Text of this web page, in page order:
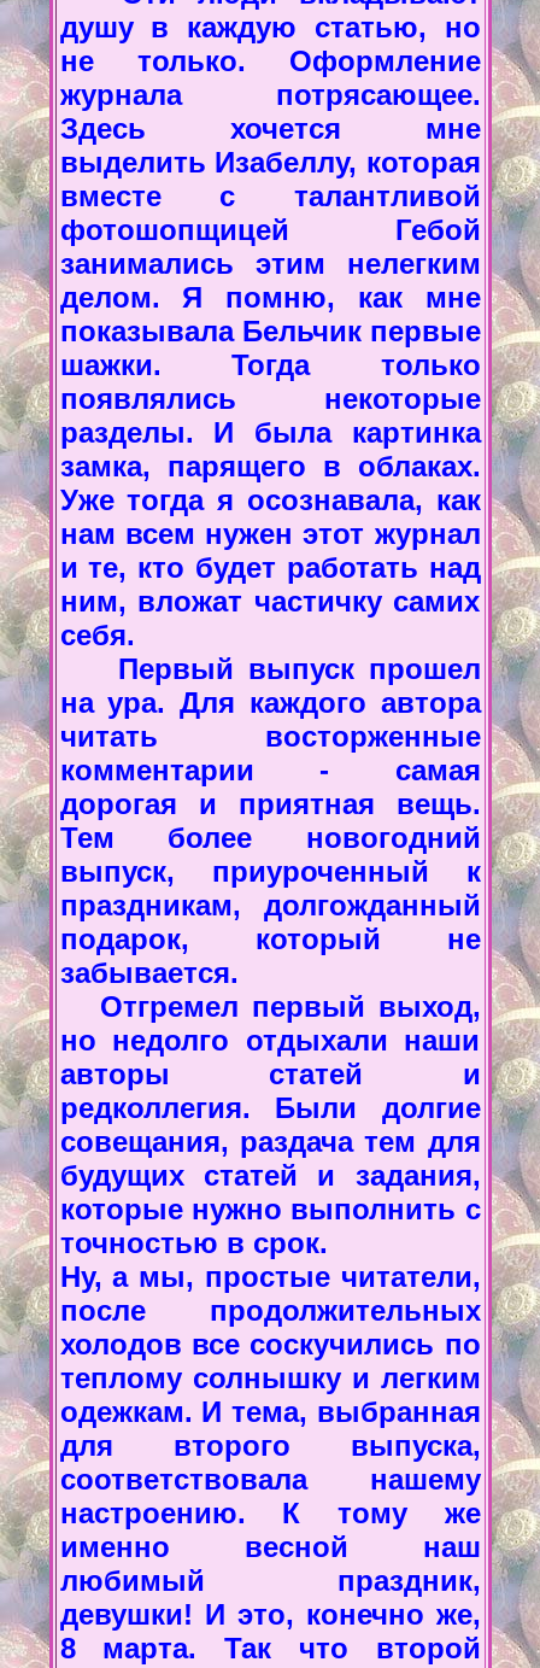
душу в каждую статью, но
не только. Оформление
журнала потрясающее.
Здесь хочется мне
выделить Изабеллу, которая
вместе с талантливой
фотошопщицей Гебой
занимались этим нелегким
делом. Я помню, как мне
показывала Бельчик первые
шажки. Тогда только
появлялись некоторые
разделы. И была картинка
замка, парящего в облаках.
Уже тогда я осознавала, как
нам всем нужен этот журнал
и те, кто будет работать над
ним, вложат частичку самих
себя.
Первый выпуск прошел
на ура. Для каждого автора
читать восторженные
комментарии - самая
дорогая и приятная вещь.
Тем более новогодний
выпуск, приуроченный к
праздникам, долгожданный
подарок, который не
забывается.
Отгремел первый выход,
но недолго отдыхали наши
авторы статей и
редколлегия. Были долгие
совещания, раздача тем для
будущих статей и задания,
которые нужно выполнить с
точностью в срок.
Ну, а мы, простые читатели,
после продолжительных
холодов все соскучились по
теплому солнышку и легким
одежкам. И тема, выбранная
для второго выпуска,
соответствовала нашему
настроению. К тому же
именно весной наш
любимый праздник,
девушки! И это, конечно же,
8 марта. Так что второй